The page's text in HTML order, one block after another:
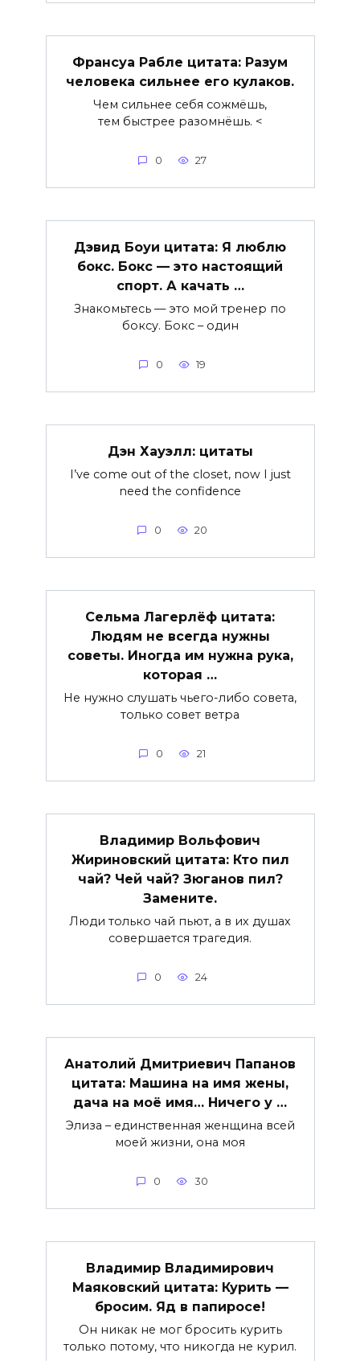
Франсуа Рабле цитата: Разум
человека сильнее его кулаков.
Чем сильнее себя сожмёшь,
тем быстрее разомнёшь. <
0 27
Дэвид Боуи цитата: Я люблю
бокс. Бокс — это настоящий
спорт. А качать …
Знакомьтесь — это мой тренер по
боксу. Бокс – один
0 19
Дэн Хауэлл: цитаты
I’ve come out of the closet, now I just
need the confidence
0 20
Сельма Лагерлёф цитата:
Людям не всегда нужны
советы. Иногда им нужна рука,
которая …
Не нужно слушать чьего-либо совета,
только совет ветра
0 21
Владимир Вольфович
Жириновский цитата: Кто пил
чай? Чей чай? Зюганов пил?
Замените.
Люди только чай пьют, а в их душах
совершается трагедия.
0 24
Анатолий Дмитриевич Папанов
цитата: Машина на имя жены,
дача на моё имя… Ничего у …
Элиза – единственная женщина всей
моей жизни, она моя
0 30
Владимир Владимирович
Маяковский цитата: Курить —
бросим. Яд в папиросе!
Он никак не мог бросить курить
только потому, что никогда не курил.